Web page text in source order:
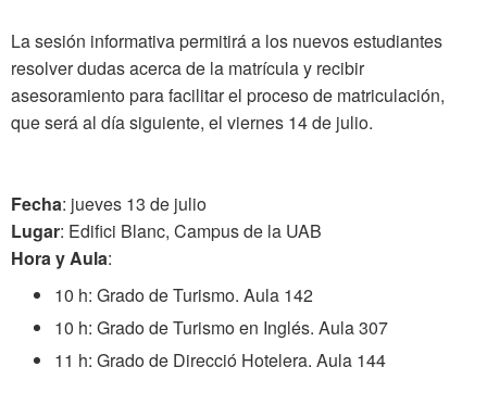
La sesión informativa permitirá a los nuevos estudiantes
resolver dudas acerca de la matrícula y recibir
asesoramiento para facilitar el proceso de matriculación,
que será al día siguiente, el viernes 14 de julio.
Fecha: jueves 13 de julio
Lugar: Edifici Blanc, Campus de la UAB
Horay Aula:
10 h: Grado de Turismo. Aula 142
10 h: Grado de Turismo en Inglés. Aula 307
11 h: Grado de Direcció Hotelera. Aula 144